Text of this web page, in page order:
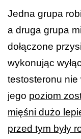
Jedna grupa
a druga grupa
dołączone
wykonując
testosteronu nie
jego poziom
mięśni dużo
przed tym były